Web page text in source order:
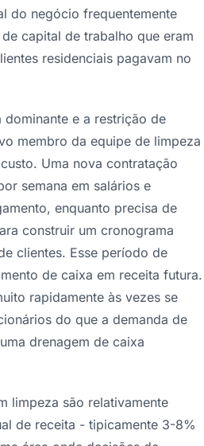
do negócio frequentemente
capital de trabalho que eram
residenciais pagavam no
e a restrição de
membro da equipe de limpeza
Uma nova contratação
semana em salários e
enquanto precisa de
construir um cronograma
clientes. Esse período de
de caixa em receita futura.
rapidamente às vezes se
do que a demanda de
drenagem de caixa
limpeza são relativamente
de receita - tipicamente 3-8%